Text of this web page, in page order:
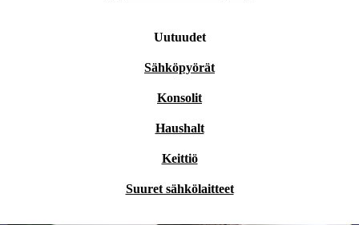
Uutuudet
Sähköpyörät
Konsolit
Haushalt
Keittiö
Suuret sähkölaitteet